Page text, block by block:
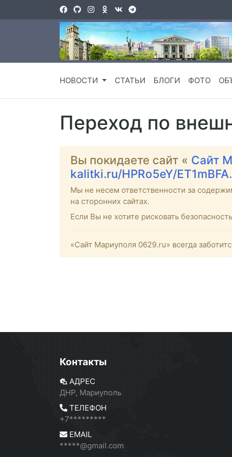
НОВОСТИ СТАТЬИ БЛОГИ ФОТО
Переход по
Вы покидаете сайт « Сайт
kalitki.ru/HPRo5eY/
Мы не несем ответственности за
на сторонних сайтах.
Если Вы не хотите рисковать
«Сайт Мариуполя 0629.ru» всегда
Контакты
АДРЕС
ДНР, Мариуполь
ТЕЛЕФОН
+7*********
EMAIL
*****@gmail.com